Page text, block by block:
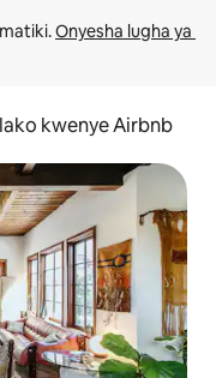
Onyesha lugha ya
kwenye Airbnb